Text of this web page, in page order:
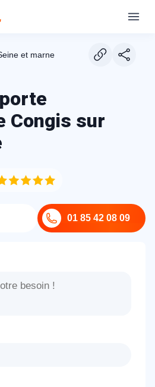
seine et marne
Congis sur
01 85 42 08 09